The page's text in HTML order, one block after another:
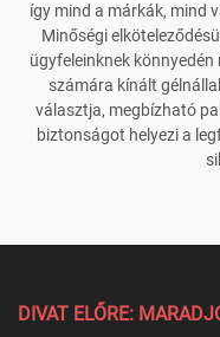
így mind a márkák, mind
Minőségi
ügyfeleinknek
számára kínált
választja, megbízható
biztonságot helyezi a
DIVAT ELŐRE: